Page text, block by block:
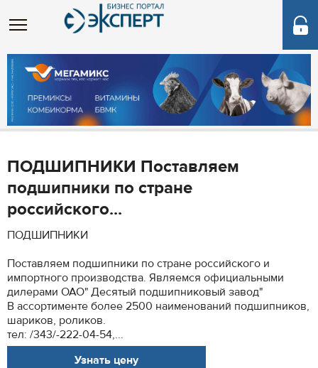
ПОДШИПНИКИ Поставляем
подшипники по стране
российского...
ПОДШИПНИКИ
Поставляем подшипники по стране российского и
импортного производства. Являемся официальными
дилерами ОАО" Десятый подшипниковый завод"
В ассортименте более 2500 наименований подшипников,
шариков, роликов.
тел: /343/-222-04-54,...
Узнать цену